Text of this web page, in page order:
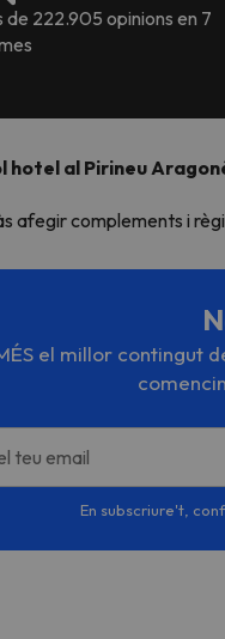
de 222.905 opinions en 7
hotel al Pirineu
afegir complements i
el millor contingut
teu email
En subscriure't,